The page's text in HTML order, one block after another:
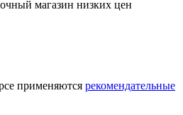
магазин низких цен
применяются рекомендательные